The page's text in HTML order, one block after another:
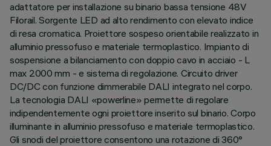
adattatore per installazione su binario bassa tensione 48V
Filorail. Sorgente LED ad alto rendimento con elevato indice
di resa cromatica. Proiettore sospeso orientabile realizzato in
alluminio pressofuso e materiale termoplastico. Impianto di
sospensione a bilanciamento con doppio cavo in acciaio - L
max 2000 mm - e sistema di regolazione. Circuito driver
DC/DC con funzione dimmerabile DALI integrato nel corpo.
La tecnologia DALI «powerline» permette di regolare
indipendentemente ogni proiettore inserito sul binario. Corpo
illuminante in alluminio pressofuso e materiale termoplastico.
Gli snodi del proiettore consentono una rotazione di 360°